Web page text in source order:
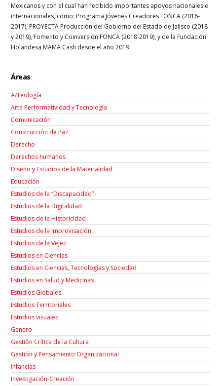
Mexicanos y con el cual han recibido importantes apoyos nacionales e
internacionales, como: Programa Jóvenes Creadores FONCA (2016-
2017), PROYECTA Producción del Gobierno del Estado de Jalisco (2018
y 2019), Fomento y Coinversión FONCA (2018-2019), y de la Fundación
Holandesa MAMA Cash desde el año 2019.
Áreas
A/Teología
Arte Performatividad y Tecnología
Comunicación
Construcción de Paz
Derecho
Derechos humanos
Diseño y Estudios de la Materialidad
Educación
Estudios de la “Discapacidad”
Estudios de la Digitalidad
Estudios de la Historicidad
Estudios de la Improvisación
Estudios de la Vejez
Estudios en Ciencias
Estudios en Ciencias, Tecnologías y Sociedad
Estudios en Salud y Medicinas
Estudios Globales
Estudios Territoriales
Estudios visuales
Género
Gestión Crítica de la Cultura
Gestión y Pensamiento Organizacional
Infancias
Investigación-Creación